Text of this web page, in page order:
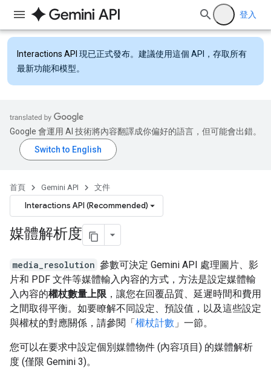
登入
Interactions API 現已正式發布。建議使用這個 API，存取所有
最新功能和模型。
Google 會運用 AI 技術將內容翻譯成你偏好的語言，但可能會出錯。
首頁 Gemini API 文件
Interactions API (Recommended)
媒體解析度
media_resolution 參數可決定 Gemini API 處理圖片、影
片和 PDF 文件等媒體輸入內容的方式，方法是設定媒體輸
入內容的權杖數量上限 ，讓您在回覆品質、延遲時間和費用
之間取得平衡。如要瞭解不同設定、預設值，以及這些設定
與權杖的對應關係，請參閱「權杖計數 」一節。
您可以在要求中設定個別媒體物件 (內容項目) 的媒體解析
度 (僅限 Gemini 3)。